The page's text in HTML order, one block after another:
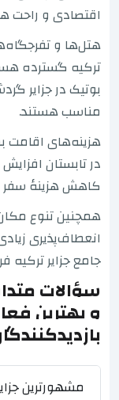
اقتصادی و راحت
هتل‌ها و
ترکیه گسترده
بوتیک در جزایر
مناسب هستند.
هزینه‌های
در تابستان
کاهش هزینهٔ سفر
همچنین تنوع
انعطاف‌پذیری
جامع جزایر
سؤالات
و بهترین
مشهورترین